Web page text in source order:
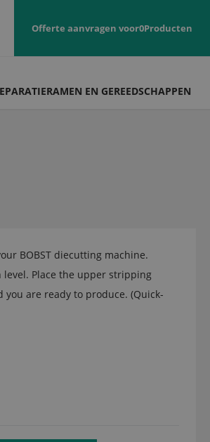
Offerte aanvragen voor0Producten
EN GEREEDSCHAPPEN
BOBST diecutting machine.
level. Place the upper stripping
you are ready to produce. (Quick-